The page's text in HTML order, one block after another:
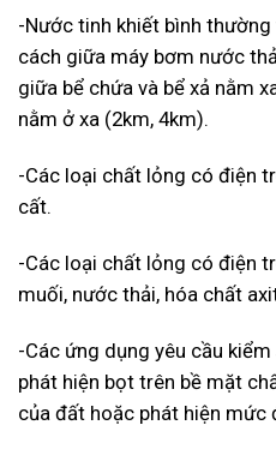
-Nước tinh khiết bình
cách giữa máy bơm nước
giữa bể chứa và bể xả nằm
nằm ở xa (2km, 4km).
-Các loại chất lỏng có điện
cất.
-Các loại chất lỏng có điện
muối, nước thải, hóa chất
-Các ứng dụng yêu cầu
phát hiện bọt trên bề mặt
của đất hoặc phát hiện mức